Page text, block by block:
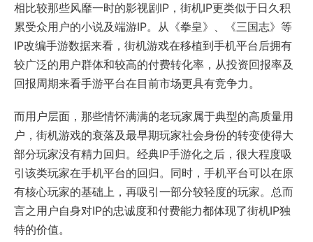
相比较那些风靡一时的影视剧IP，街机IP更类似于日久积
累受众用户的小说及端游IP。从《拳皇》、《三国志》等
IP改编手游数据来看，街机游戏在移植到手机平台后拥有
较广泛的用户群体和较高的付费转化率，从投资回报率及
回报周期来看手游平台在目前市场更具有竞争力。
而用户层面，那些情怀满满的老玩家属于典型的高质量用
户，街机游戏的衰落及最早期玩家社会身份的转变使得大
部分玩家没有精力回归。经典IP手游化之后，很大程度吸
引该类玩家在手机平台的回归。同时，手机平台可以在原
有核心玩家的基础上，再吸引一部分较轻度的玩家。总而
言之用户自身对IP的忠诚度和付费能力都体现了街机IP独
特的价值。